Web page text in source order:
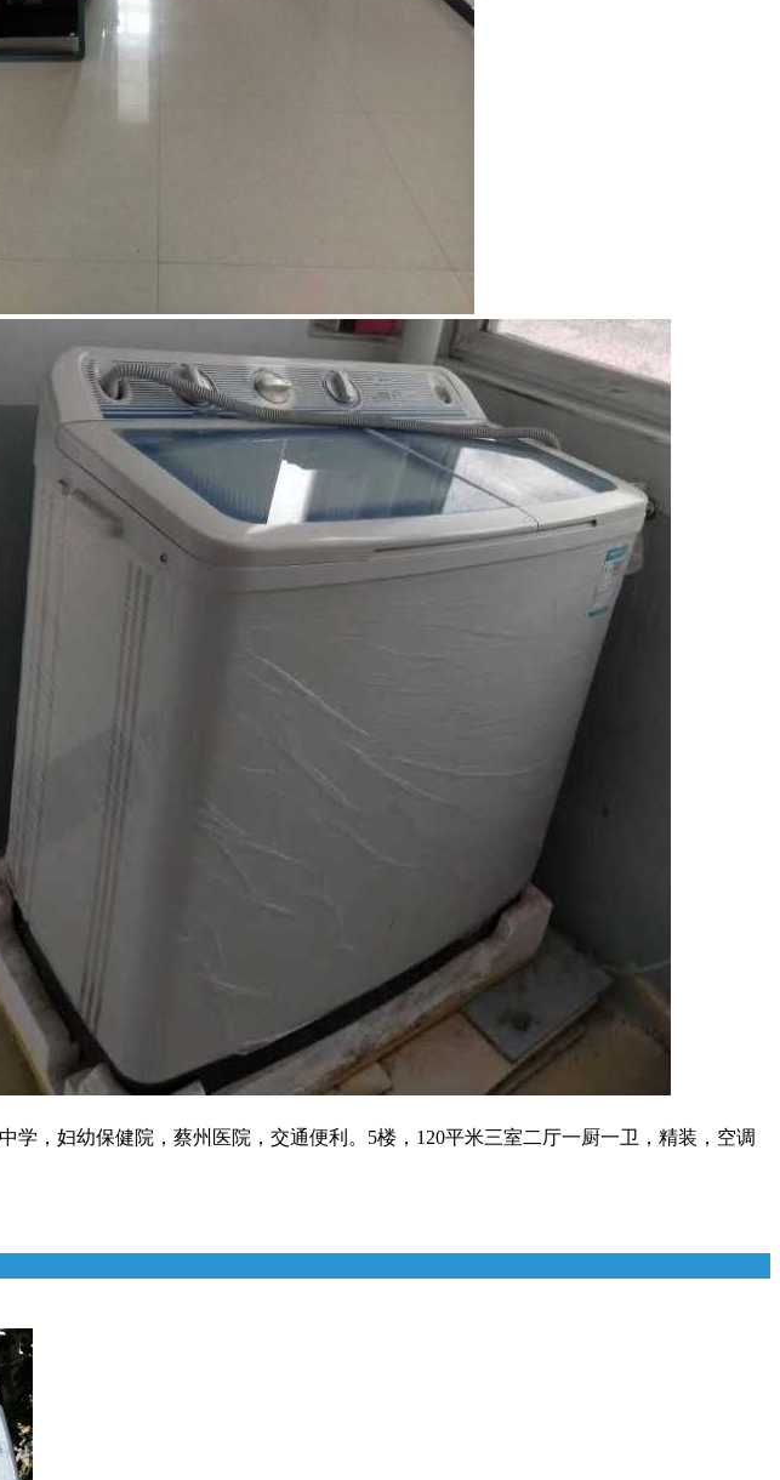
，妇幼保健院，蔡州医院，交通便利。5楼，120平米三室二厅一厨一卫，精装，空调